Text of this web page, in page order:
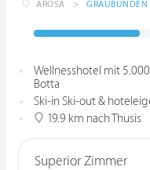
AROSA > GRAUBÜNDEN
Wellnesshotel mit
Botta
Ski-in Ski-out &
19.9 km nach Thusis
Superior Zimmer